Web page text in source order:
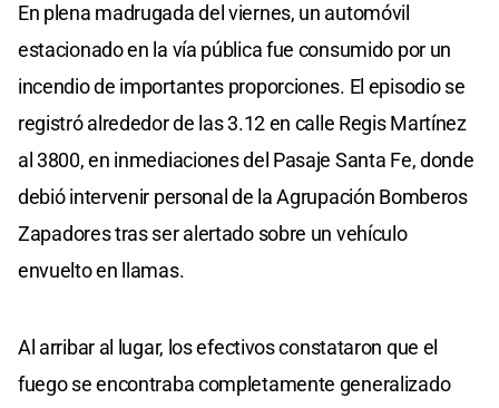
En plena madrugada del viernes, un automóvil
estacionado en la vía pública fue consumido por un
incendio de importantes proporciones. El episodio se
registró alrededor de las 3.12 en calle Regis Martínez
al 3800, en inmediaciones del Pasaje Santa Fe, donde
debió intervenir personal de la Agrupación Bomberos
Zapadores tras ser alertado sobre un vehículo
envuelto en llamas.
Al arribar al lugar, los efectivos constataron que el
fuego se encontraba completamente generalizado